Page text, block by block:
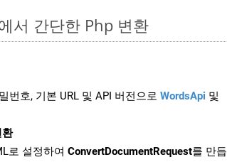
서 간단한 Php 변환
번호, 기본 URL 및 API 버전으로 WordsApi 및
환
로 설정하여 ConvertDocumentRequest를 만듭